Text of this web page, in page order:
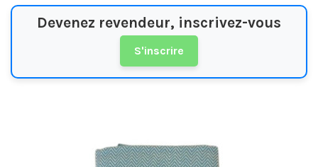
Devenez revendeur, inscrivez-vous
S'inscrire